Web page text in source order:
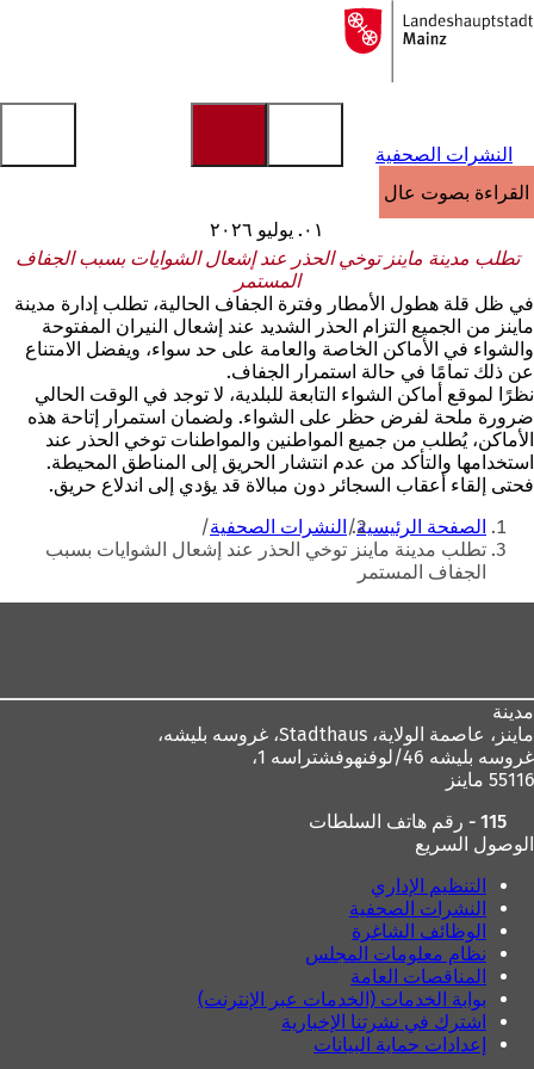
الانتقال إلى المحتوى
إلى
الصفحة
النشرات الصحفية
القراءة بصوت عالٍ
٠١. يوليو ٢٠٢٦
تطلب مدينة ماينز توخي الحذر عند إشعال الشوايات بسبب الجفاف
المستمر
في ظل قلة هطول الأمطار وفترة الجفاف الحالية، تطلب إدارة مدينة
ماينز من الجميع التزام الحذر الشديد عند إشعال النيران المفتوحة
والشواء في الأماكن الخاصة والعامة على حد سواء، ويفضل الامتناع
عن ذلك تمامًا في حالة استمرار الجفاف.
نظرًا لموقع أماكن الشواء التابعة للبلدية، لا توجد في الوقت الحالي
ضرورة ملحة لفرض حظر على الشواء. ولضمان استمرار إتاحة هذه
الأماكن، يُطلب من جميع المواطنين والمواطنات توخي الحذر عند
استخدامها والتأكد من عدم انتشار الحريق إلى المناطق المحيطة.
فحتى إلقاء أعقاب السجائر دون مبالاة قد يؤدي إلى اندلاع حريق.
أنت
هنا
الصفحة الرئيسية
النشرات الصحفية
تطلب مدينة ماينز توخي الحذر عند إشعال الشوايات بسبب
الجفاف المستمر
مدينة
ماينز، عاصمة الولاية،
غروسه بليشه 46/لوفنهوفشتراسه 1،
55116 ماينز
115 - رقم هاتف السلطات
الوصول السريع
التنظيم الإداري
النشرات الصحفية
الوظائف الشاغرة
نظام معلومات المجلس
المناقصات العامة
بوابة الخدمات (الخدمات عبر الإنترنت)
اشترك في نشرتنا الإخبارية
إعدادات حماية البيانات